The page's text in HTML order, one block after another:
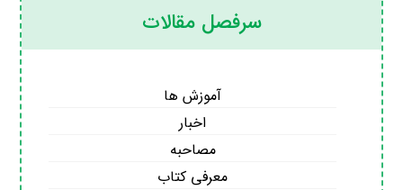
سرفصل مقالات
آموزش ها
اخبار
مصاحبه
معرفی کتاب